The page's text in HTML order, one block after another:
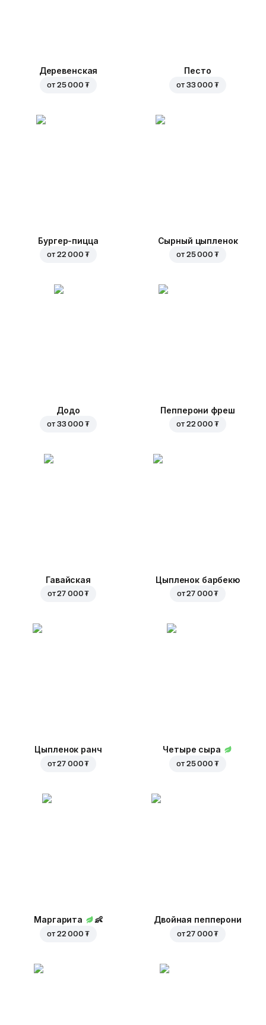
Деревенская
от 25 000 ₮
Песто
от 33 000 ₮
Бургер-пицца
от 22 000 ₮
Сырный цыпленок
от 25 000 ₮
Додо
от 33 000 ₮
Пепперони фреш
от 22 000 ₮
Гавайская
от27 000 ₮
Цыпленок барбекю
от27 000 ₮
Цыпленок ранч
от27 000 ₮
Четыре сыра
от 25 000 ₮
Маргарита 👶
от 22 000 ₮
Двойная пепперони
от27 000 ₮